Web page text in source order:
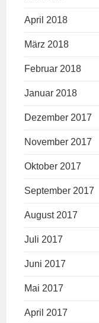
April 2018
März 2018
Februar 2018
Januar 2018
Dezember 2017
November 2017
Oktober 2017
September 2017
August 2017
Juli 2017
Juni 2017
Mai 2017
April 2017